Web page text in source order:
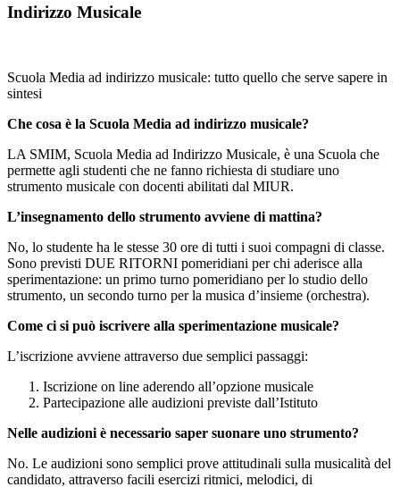
Indirizzo Musicale
Scuola Media ad indirizzo musicale: tutto quello che serve sapere in
sintesi
Che cosa è la Scuola Media ad indirizzo musicale?
LA SMIM, Scuola Media ad Indirizzo Musicale, è una Scuola che
permette agli studenti che ne fanno richiesta di studiare uno
strumento musicale con docenti abilitati dal MIUR.
L’insegnamento dello strumento avviene di mattina?
No, lo studente ha le stesse 30 ore di tutti i suoi compagni di classe.
Sono previsti DUE RITORNI pomeridiani per chi aderisce alla
sperimentazione: un primo turno pomeridiano per lo studio dello
strumento, un secondo turno per la musica d’insieme (orchestra).
Come ci si può iscrivere alla sperimentazione musicale?
L’iscrizione avviene attraverso due semplici passaggi:
Iscrizione on line aderendo all’opzione musicale
Partecipazione alle audizioni previste dall’Istituto
Nelle audizioni è necessario saper suonare uno strumento?
No. Le audizioni sono semplici prove attitudinali sulla musicalità del
candidato, attraverso facili esercizi ritmici, melodici, di